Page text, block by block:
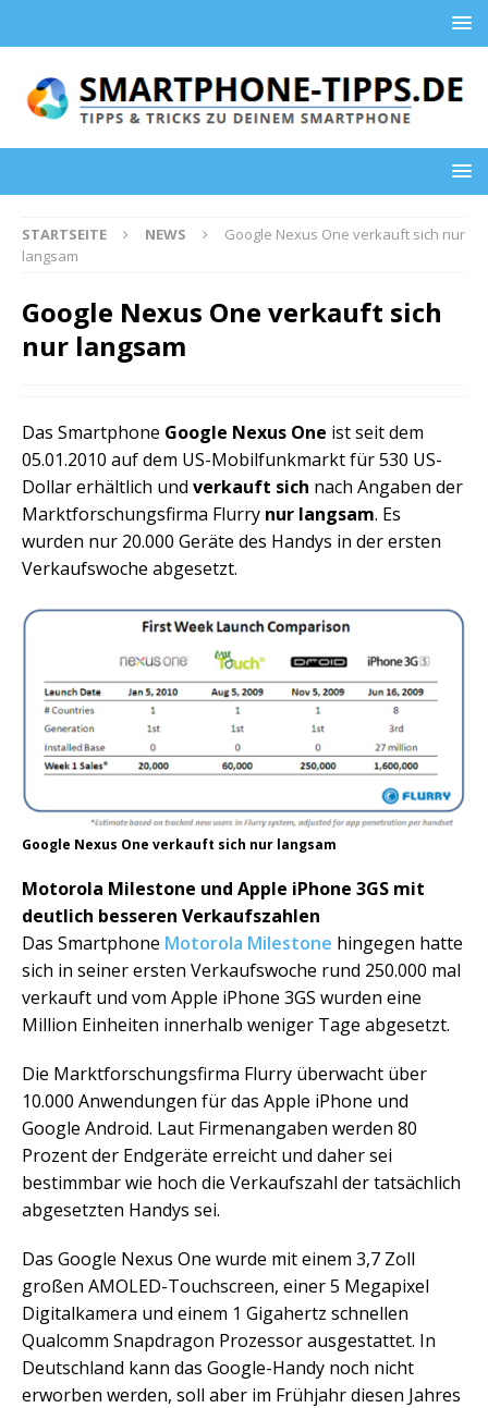
STARTSEITE NEWS
Google Nexus One verkauft sich nur
langsam
Google Nexus One verkauft sich
nur langsam
Das Smartphone Google Nexus One ist seit dem
05.01.2010 auf dem US-Mobilfunkmarkt für 530 US-
Dollar erhältlich und verkauft sich nach Angaben der
Marktforschungsfirma Flurry nur langsam. Es
wurden nur 20.000 Geräte des Handys in der ersten
Verkaufswoche abgesetzt.
Google Nexus One verkauft sich nur langsam
Motorola Milestone und Apple iPhone 3GS mit
deutlich besseren Verkaufszahlen
Das Smartphone Motorola Milestone hingegen hatte
sich in seiner ersten Verkaufswoche rund 250.000 mal
verkauft und vom Apple iPhone 3GS wurden eine
Million Einheiten innerhalb weniger Tage abgesetzt.
Die Marktforschungsfirma Flurry überwacht über
10.000 Anwendungen für das Apple iPhone und
Google Android. Laut Firmenangaben werden 80
Prozent der Endgeräte erreicht und daher sei
bestimmbar wie hoch die Verkaufszahl der tatsächlich
abgesetzten Handys sei.
Das Google Nexus One wurde mit einem 3,7 Zoll
großen AMOLED-Touchscreen, einer 5 Megapixel
Digitalkamera und einem 1 Gigahertz schnellen
Qualcomm Snapdragon Prozessor ausgestattet. In
Deutschland kann das Google-Handy noch nicht
erworben werden, soll aber im Frühjahr diesen Jahres